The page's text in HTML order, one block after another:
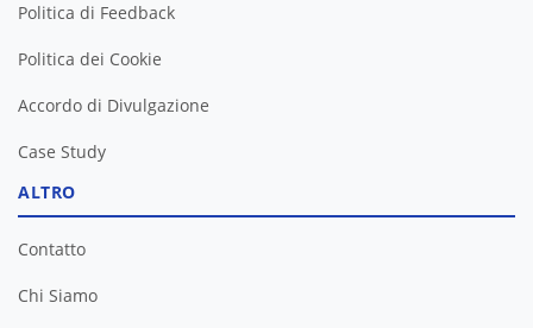
Politica di Feedback
Politica dei Cookie
Accordo di Divulgazione
Case Study
ALTRO
Contatto
Chi Siamo